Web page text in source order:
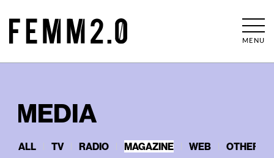
MENU
MEDIA
ALL TV RADIO MAGAZINE WEB OTHERS